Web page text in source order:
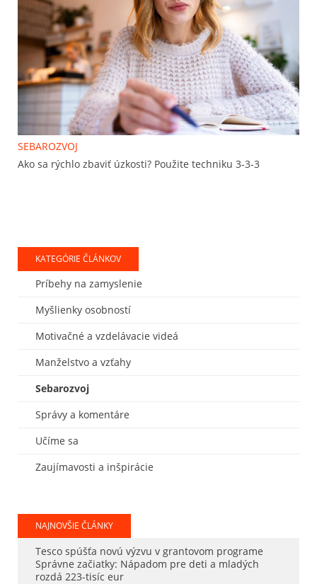
SEBAROZVOJ
Ako sa rýchlo zbaviť úzkosti? Použite techniku 3-3-3
KATEGÓRIE ČLÁNKOV
Príbehy na zamyslenie
Myšlienky osobností
Motivačné a vzdelávacie videá
Manželstvo a vzťahy
Sebarozvoj
Správy a komentáre
Učíme sa
Zaujímavosti a inšpirácie
NAJNOVŠIE ČLÁNKY
Tesco spúšťa novú výzvu v grantovom programe
Správne začiatky: Nápadom pre deti a mladých
rozdá 223-tisíc eur